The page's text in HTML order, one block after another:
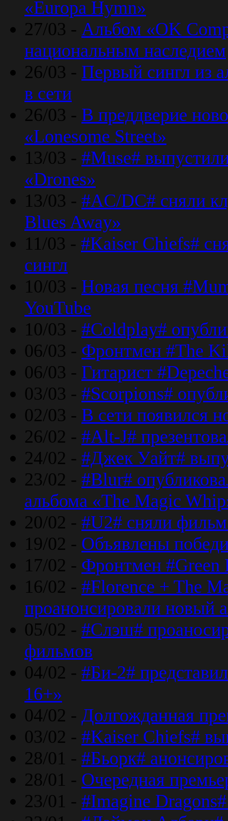
«Europa Hymn»
27/03 - Альбом «OK
национальным наследием
26/03 - Первый сингл из
в сети
26/03 - В преддверие
«Lonesome Street»
13/03 - #Muse#
«Drones»
13/03 - #AC/DC# сняли
Blues Away»
11/03 - #Kaiser Chiefs#
сингл
10/03 - Новая песня
YouTube
10/03 - #Coldplay#
06/03 - Фронтмен #The
06/03 - Гитарист
03/03 - #Scorpions#
02/03 - В сети появился
26/02 - #Alt-J#
24/02 - #Джек Уайт#
23/02 - #Blur#
альбома «The Magic
20/02 - #U2# сняли
19/02 - Объявлены
17/02 - Фронтмен #Green
16/02 - #Florence + The
проанонсировали новый
05/02 - #Слэш#
фильмов
04/02 - #Би-2#
16+»
04/02 - Долгожданная
03/02 - #Kaiser Chiefs#
28/01 - #Бьорк#
28/01 - Очередная
23/01 - #Imagine